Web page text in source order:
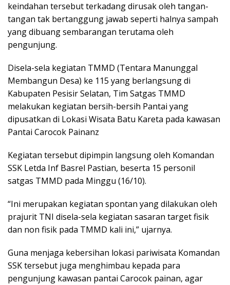
keindahan tersebut terkadang dirusak oleh tangan-
tangan tak bertanggung jawab seperti halnya sampah
yang dibuang sembarangan terutama oleh
pengunjung.
Disela-sela kegiatan TMMD (Tentara Manunggal
Membangun Desa) ke 115 yang berlangsung di
Kabupaten Pesisir Selatan, Tim Satgas TMMD
melakukan kegiatan bersih-bersih Pantai yang
dipusatkan di Lokasi Wisata Batu Kareta pada kawasan
Pantai Carocok Painanz
Kegiatan tersebut dipimpin langsung oleh Komandan
SSK Letda Inf Basrel Pastian, beserta 15 personil
satgas TMMD pada Minggu (16/10).
“Ini merupakan kegiatan spontan yang dilakukan oleh
prajurit TNI disela-sela kegiatan sasaran target fisik
dan non fisik pada TMMD kali ini,” ujarnya.
Guna menjaga kebersihan lokasi pariwisata Komandan
SSK tersebut juga menghimbau kepada para
pengunjung kawasan pantai Carocok painan, agar